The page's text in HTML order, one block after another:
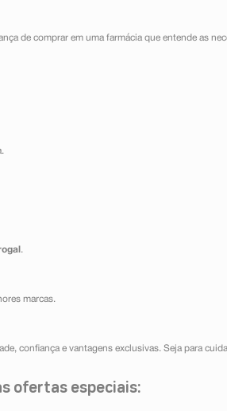
de comprar em uma farmácia que entende as
.
marcas.
confiança e vantagens exclusivas. Seja para
ofertas especiais: